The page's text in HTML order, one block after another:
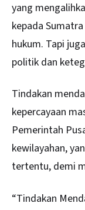
yang
kepada
hukum. Tapi
politik dan
Tindakan
kepercayaan
Pemerintah
kewilayahan,
tertentu, demi
“Tindakan